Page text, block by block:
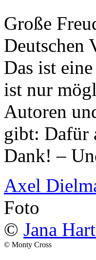
Große
Deutschen
Das ist
ist nur
Autoren
gibt: Dafür
Dank! –
Axel
Foto
© Jana
© Monty Cross